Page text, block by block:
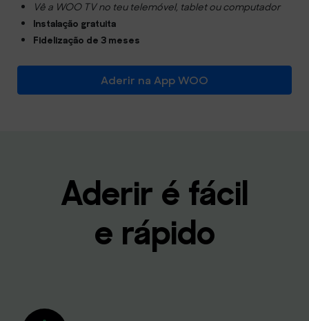
Vê a WOO TV no teu telemóvel, tablet ou computador
Instalação gratuita
Fidelização de 3 meses
Aderir na App WOO
Aderir é fácil
e rápido